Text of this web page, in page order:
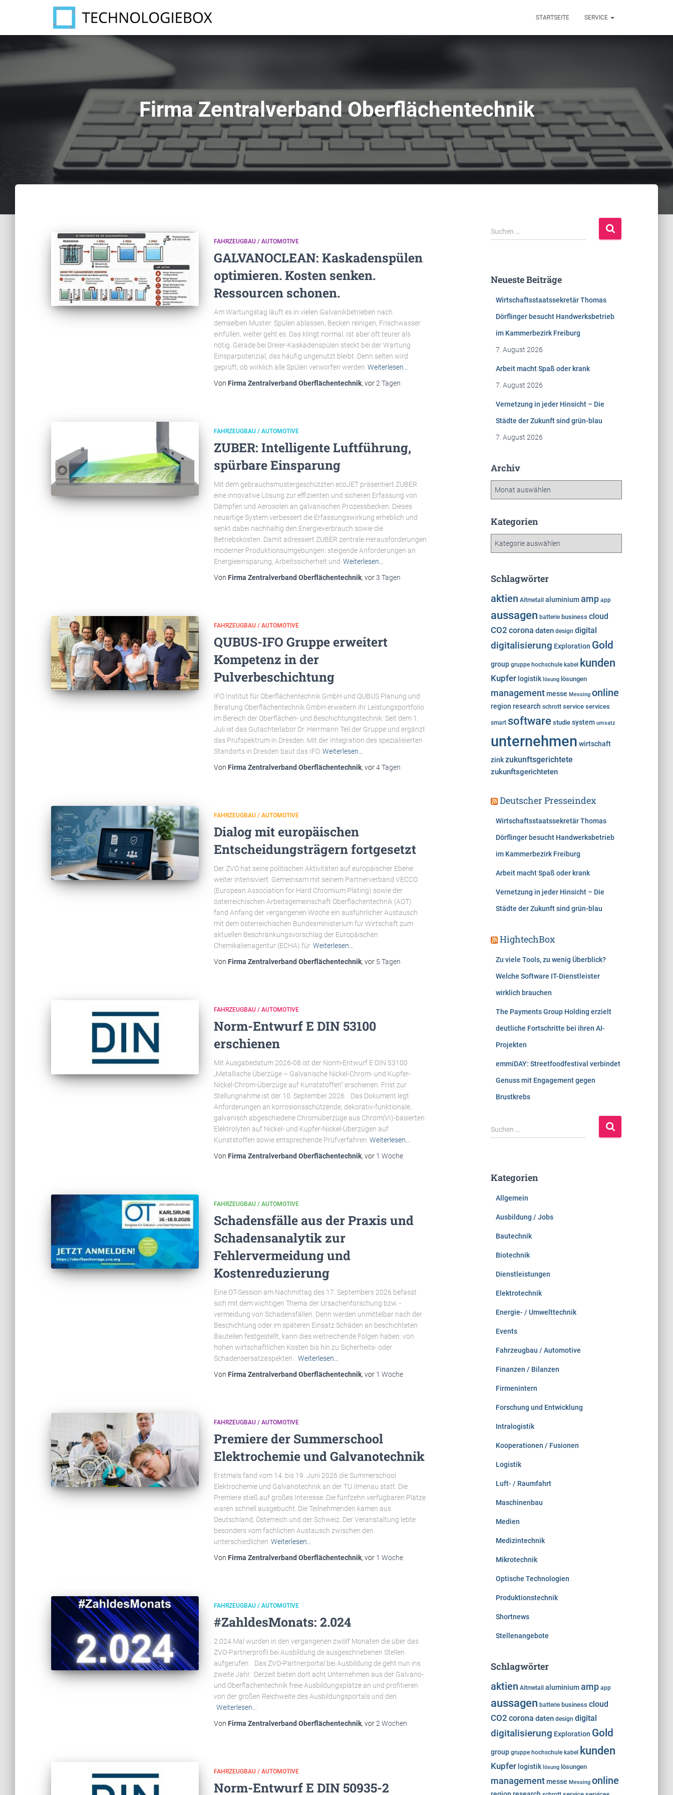
STARTSEITE SERVICE
Firma Zentralverband Oberflächentechnik
FAHRZEUGBAU / AUTOMOTIVE
GALVANOCLEAN: Kaskadenspülen
optimieren. Kosten senken.
Ressourcen schonen.
Am Wartungstag läuft es in vielen Galvanikbetrieben nach
demselben Muster: Spülen ablassen, Becken reinigen, Frischwasser
einfüllen, weiter geht es. Das klingt normal. Ist aber oft teurer als
nötig. Gerade bei Dreier-Kaskadenspülen steckt bei der Wartung
Einsparpotenzial, das häufig ungenutzt bleibt. Denn selten wird
geprüft, ob wirklich alle Spülen verworfen werden Weiterlesen…
Von Firma Zentralverband Oberflächentechnik, vor2 Tagen
FAHRZEUGBAU / AUTOMOTIVE
ZUBER: Intelligente Luftführung,
spürbare Einsparung
Mit dem gebrauchsmustergeschützten ecoJET präsentiert ZUBER
eine innovative Lösung zur effizienten und sicheren Erfassung von
Dämpfen und Aerosolen an galvanischen Prozessbecken. Dieses
neuartige System verbessert die Erfassungswirkung erheblich und
senkt dabei nachhaltig den Energieverbrauch sowie die
Betriebskosten. Damit adressiert ZUBER zentrale Herausforderungen
moderner Produktionsumgebungen: steigende Anforderungen an
Energieeinsparung, Arbeitssicherheit und Weiterlesen…
Von Firma Zentralverband Oberflächentechnik, vor3 Tagen
FAHRZEUGBAU / AUTOMOTIVE
QUBUS-IFO Gruppe erweitert
Kompetenz in der
Pulverbeschichtung
IFO Institut für Oberflächentechnik GmbH und QUBUS Planung und
Beratung Oberflächentechnik GmbH erweitern ihr Leistungsportfolio
im Bereich der Oberflächen- und Beschichtungstechnik: Seit dem 1.
Juli ist das Gutachterlabor Dr. Herrmann Teil der Gruppe und ergänzt
das Prüfspektrum in Dresden. Mit der Integration des spezialisierten
Standorts in Dresden baut das IFO Weiterlesen…
Von Firma Zentralverband Oberflächentechnik, vor4 Tagen
FAHRZEUGBAU / AUTOMOTIVE
Dialog mit europäischen
Entscheidungsträgern fortgesetzt
Der ZVO hat seine politischen Aktivitäten auf europäischer Ebene
weiter intensiviert. Gemeinsam mit seinem Partnerverband VECCO
(European Association for Hard Chromium Plating) sowie der
österreichischen Arbeitsgemeinschaft Oberflächentechnik (AOT)
fand Anfang der vergangenen Woche ein ausführlicher Austausch
mit dem österreichischen Bundesministerium für Wirtschaft zum
aktuellen Beschränkungsvorschlag der Europäischen
Chemikalienagentur (ECHA) für Weiterlesen…
Von Firma Zentralverband Oberflächentechnik, vor 5 Tagen
FAHRZEUGBAU / AUTOMOTIVE
Norm-Entwurf E DIN 53100
erschienen
Mit Ausgabedatum 2026-08 ist der Norm-Entwurf E DIN 53100
„Metallische Überzüge – Galvanische Nickel-Chrom- und Kupfer-
Nickel-Chrom-Überzüge auf Kunststoffen“ erschienen. Frist zur
Stellungnahme ist der 10. September 2026. Das Dokument legt
Anforderungen an korrosionsschützende, dekorativ-funktionale,
galvanisch abgeschiedene Chromüberzüge aus Chrom(VI)-basierten
Elektrolyten auf Nickel- und Kupfer-Nickel-Überzügen auf
Kunststoffen sowie entsprechende Prüfverfahren Weiterlesen…
Von Firma Zentralverband Oberflächentechnik, vor 1 Woche
FAHRZEUGBAU / AUTOMOTIVE
Schadensfälle aus der Praxis und
Schadensanalytik zur
Fehlervermeidung und
Kostenreduzierung
Eine OT-Session am Nachmittag des 17. Septembers 2026 befasst
sich mit dem wichtigen Thema der Ursachenforschung bzw. -
vermeidung von Schadensfällen. Denn werden unmittelbar nach der
Beschichtung oder im späteren Einsatz Schäden an beschichteten
Bauteilen festgestellt, kann dies weitreichende Folgen haben: von
hohen wirtschaftlichen Kosten bis hin zu Sicherheits- oder
Schadensersatzaspekten.
Weiterlesen…
Von Firma Zentralverband Oberflächentechnik, vor 1 Woche
FAHRZEUGBAU / AUTOMOTIVE
Premiere der Summerschool
Elektrochemie und Galvanotechnik
Erstmals fand vom 14. bis 19. Juni 2026 die Summerschool
Elektrochemie und Galvanotechnik an der TU Ilmenau statt. Die
Premiere stieß auf großes Interesse: Die fünfzehn verfügbaren Plätze
waren schnell ausgebucht. Die Teilnehmenden kamen aus
Deutschland, Österreich und der Schweiz. Der Veranstaltung lebte
besonders vom fachlichen Austausch zwischen den
unterschiedlichen Weiterlesen…
Von Firma Zentralverband Oberflächentechnik, vor 1 Woche
FAHRZEUGBAU / AUTOMOTIVE
#ZahldesMonats: 2.024
2.024 Mal wurden in den vergangenen zwölf Monaten die über das
ZVO-Partnerprofil bei Ausbildung.de ausgeschriebenen Stellen
aufgerufen. Das ZVO-Partnerportal bei Ausbildung.de geht nun ins
zweite Jahr. Derzeit bieten dort acht Unternehmen aus der Galvano-
und Oberflächentechnik freie Ausbildungsplätze an und profitieren
von der großen Reichweite des Ausbildungsportals und den
Weiterlesen…
Von Firma Zentralverband Oberflächentechnik, vor2 Wochen
FAHRZEUGBAU / AUTOMOTIVE
Norm-Entwurf E DIN 50935-2
S
u
n
Suchen …
Neueste Beiträge
Wirtschaftsstaatssekretär Thomas
Dörflinger besucht Handwerksbetrieb
im Kammerbezirk Freiburg
7. August 2026
Arbeit macht Spaß oder krank
7. August 2026
Vernetzung in jeder Hinsicht – Die
Städte der Zukunft sind grün-blau
7. August 2026
Archiv
h
Kategorien
g
i
e
Schlagwörter
aktien Altmetall aluminium amp app
aussagen batterie business cloud
CO2 corona daten design digital
digitalisierung Exploration Gold
group gruppe hochschule kabel kunden
Kupfer logistik lösung lösungen
management messe Messing online
region research schrott service services
smart software studie system umsatz
unternehmen wirtschaft
zink zukunftsgerichtete
zukunftsgerichteten
Deutscher Presseindex
Wirtschaftsstaatssekretär Thomas
Dörflinger besucht Handwerksbetrieb
im Kammerbezirk Freiburg
Arbeit macht Spaß oder krank
Vernetzung in jeder Hinsicht – Die
Städte der Zukunft sind grün-blau
HightechBox
Zu viele Tools, zu wenig Überblick?
Welche Software IT-Dienstleister
wirklich brauchen
The Payments Group Holding erzielt
deutliche Fortschritte bei ihren AI-
Projekten
emmiDAY: Streetfoodfestival verbindet
Genuss mit Engagement gegen
Brustkrebs
S
u
n
Suchen …
Kategorien
Allgemein
Ausbildung / Jobs
Bautechnik
Biotechnik
Dienstleistungen
Elektrotechnik
Energie- / Umwelttechnik
Events
Fahrzeugbau / Automotive
Finanzen / Bilanzen
Firmenintern
Forschung und Entwicklung
Intralogistik
Kooperationen / Fusionen
Logistik
Luft- / Raumfahrt
Maschinenbau
Medien
Medizintechnik
Mikrotechnik
Optische Technologien
Produktionstechnik
Shortnews
Stellenangebote
Schlagwörter
aktien Altmetall aluminium amp app
aussagen batterie business cloud
CO2 corona daten design digital
digitalisierung Exploration Gold
group gruppe hochschule kabel kunden
Kupfer logistik lösung lösungen
management messe Messing online